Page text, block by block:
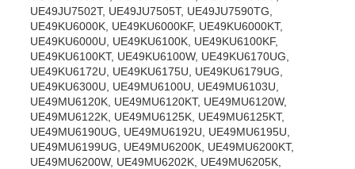
UE49JU7502T, UE49JU7505T, UE49JU7590TG,
UE49KU6000K, UE49KU6000KF, UE49KU6000KT,
UE49KU6000U, UE49KU6100K, UE49KU6100KF,
UE49KU6100KT, UE49KU6100W, UE49KU6170UG,
UE49KU6172U, UE49KU6175U, UE49KU6179UG,
UE49KU6300U, UE49MU6100U, UE49MU6103U,
UE49MU6120K, UE49MU6120KT, UE49MU6120W,
UE49MU6122K, UE49MU6125K, UE49MU6125KT,
UE49MU6190UG, UE49MU6192U, UE49MU6195U,
UE49MU6199UG, UE49MU6200K, UE49MU6200KT,
UE49MU6200W, UE49MU6202K, UE49MU6205K,